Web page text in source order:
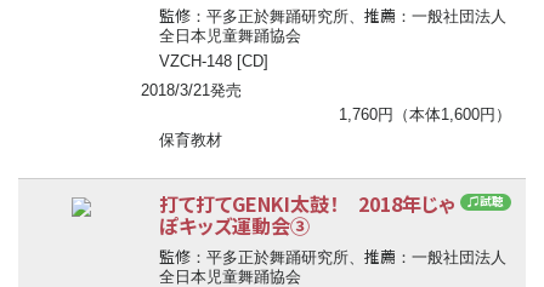
監修 ：平多正於舞踊研究所、 推薦 ：一般社団法人
全日本児童舞踊協会
VZCH-148 [CD]
2018/3/21発売
1,760円（本体1,600円）
保育教材
♫試聴
打て打てGENKI太鼓！ 2018年じゃ
ぽキッズ運動会③
監修 ：平多正於舞踊研究所、 推薦 ：一般社団法人
全日本児童舞踊協会